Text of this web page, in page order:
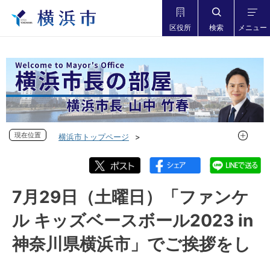
区役所 検索 メニュー
現在位置
横浜市トップページ
フォトダイアリー 2023年度
フォトダイアリー 2023年7月
7月29日（土曜日）「ファンケル キッズベースボール2023 in
神奈川県横浜市」でご挨拶をしました
現在位
7月29日（土曜日）「ファンケ
ル キッズベースボール2023 in
神奈川県横浜市」でご挨拶をし